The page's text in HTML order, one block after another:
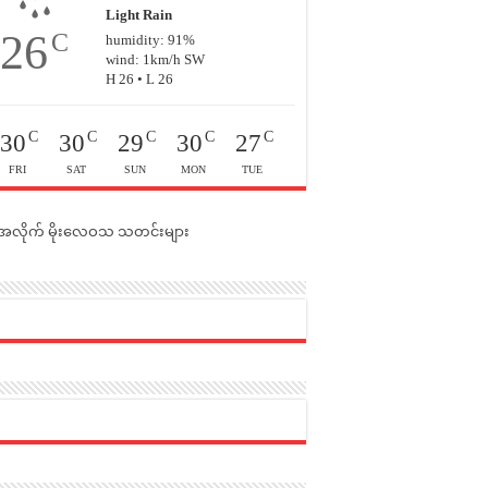
26C
Light Rain
humidity: 91%
wind: 1km/h SW
H 26 • L 26
30 C
FRI
30 C
SAT
29 C
SUN
30 C
MON
27 C
TUE
လိုက် မိုးလေဝသ သတင်းများ